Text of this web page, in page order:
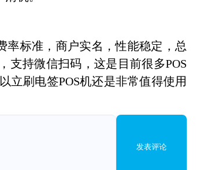
率标准，商户实名，性能稳定，总
支持微信扫码，这是目前很多POS
立刷电签POS机还是非常值得使用
发表评论